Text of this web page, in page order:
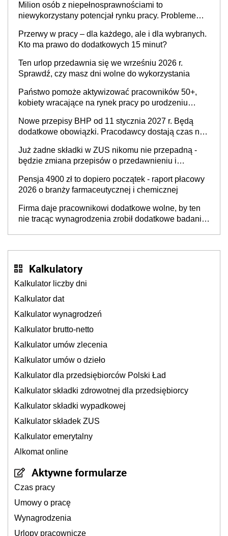
Milion osób z niepełnosprawnościami to
niewykorzystany potencjał rynku pracy. Problemem
refundacji, ale bariery po stronie systemu i
świadomości pracodawców [WYWIAD]
Przerwy w pracy – dla każdego, ale i dla wybranych.
Kto ma prawo do dodatkowych 15 minut?
Ten urlop przedawnia się we wrześniu 2026 r.
Sprawdź, czy masz dni wolne do wykorzystania
Państwo pomoże aktywizować pracowników 50+,
kobiety wracające na rynek pracy po urodzeniu
neuroatypowe. Powstanie Fundusz na rzecz
Inkluzywności w Zatrudnianiu?
Nowe przepisy BHP od 11 stycznia 2027 r. Będą
dodatkowe obowiązki. Pracodawcy dostają czas na
Już żadne składki w ZUS nikomu nie przepadną -
będzie zmiana przepisów o przedawnieniu i
Pensja 4900 zł to dopiero początek - raport płacowy
2026 o branży farmaceutycznej i chemicznej
Firma daje pracownikowi dodatkowe wolne, by ten
nie tracąc wynagrodzenia zrobił dodatkowe badania.
Kalkulatory
Kalkulator liczby dni
Kalkulator dat
Kalkulator wynagrodzeń
Kalkulator brutto-netto
Kalkulator umów zlecenia
Kalkulator umów o dzieło
Kalkulator dla przedsiębiorców Polski Ład
Kalkulator składki zdrowotnej dla przedsiębiorcy
Kalkulator składki wypadkowej
Kalkulator składek ZUS
Kalkulator emerytalny
Alkomat online
Aktywne formularze
Czas pracy
Umowy o pracę
Wynagrodzenia
Urlopy pracownicze